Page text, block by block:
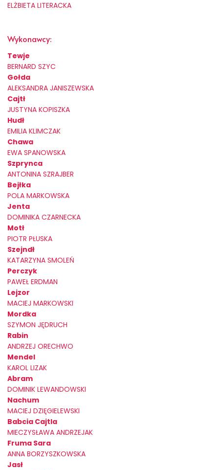
ELŻBIETA LITERACKA
Wykonawcy:
Tewje
BERNARD SZYC
Gołda
ALEKSANDRA JANISZEWSKA
Cajtł
JUSTYNA KOPISZKA
Hudł
EMILIA KLIMCZAK
Chawa
EWA SPANOWSKA
Szprynca
ANTONINA SZRAJBER
Bejłka
POLA MARKOWSKA
Jenta
DOMINIKA CZARNECKA
Motł
PIOTR PŁUSKA
Szejndł
KATARZYNA SMOLEŃ
Perczyk
PAWEŁ ERDMAN
Lejzor
MACIEJ MARKOWSKI
Mordka
SZYMON JĘDRUCH
Rabin
ANDRZEJ ORECHWO
Mendel
KAROL LIZAK
Abram
DOMINIK LEWANDOWSKI
Nachum
MACIEJ DZIĘGIELEWSKI
Babcia Cajtla
MIECZYSŁAWA ANDRZEJAK
Fruma Sara
ANNA BORZYSZKOWSKA
Jasł